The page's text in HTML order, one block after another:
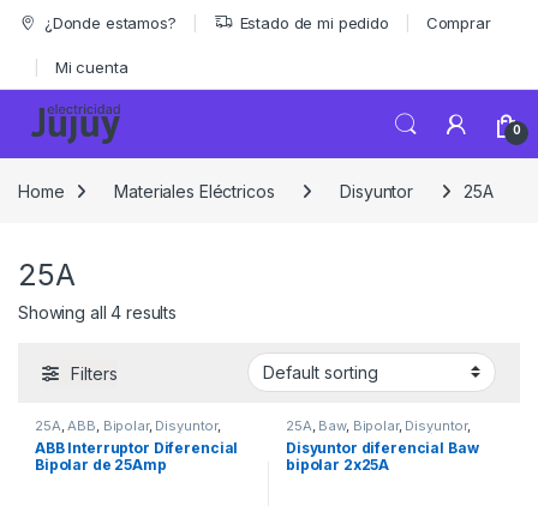
Skip to navigation
Skip to content
¿Donde estamos? Estado de mi pedido Comprar
Mi cuenta
0
Home Materiales Eléctricos Disyuntor 25A
25A
Showing all 4 results
Filters
25A,ABB, Bipolar, Disyuntor,
Marcas, Materiales Eléctricos
Seguridad
ABB Interruptor Diferencial
Bipolar de 25Amp
25A, Baw, Bipolar, Disyuntor,
Marcas , Materiales Eléctricos
Disyuntor diferencial Baw
bipolar 2x25A